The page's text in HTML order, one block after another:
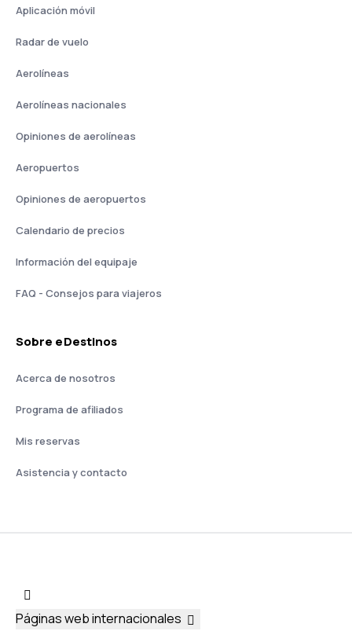
Aplicación móvil
Radar de vuelo
Aerolíneas
Aerolíneas nacionales
Opiniones de aerolíneas
Aeropuertos
Opiniones de aeropuertos
Calendario de precios
Información del equipaje
FAQ - Consejos para viajeros
Sobre eDestinos
Acerca de nosotros
Programa de afiliados
Mis reservas
Asistencia y contacto
Páginas web internacionales